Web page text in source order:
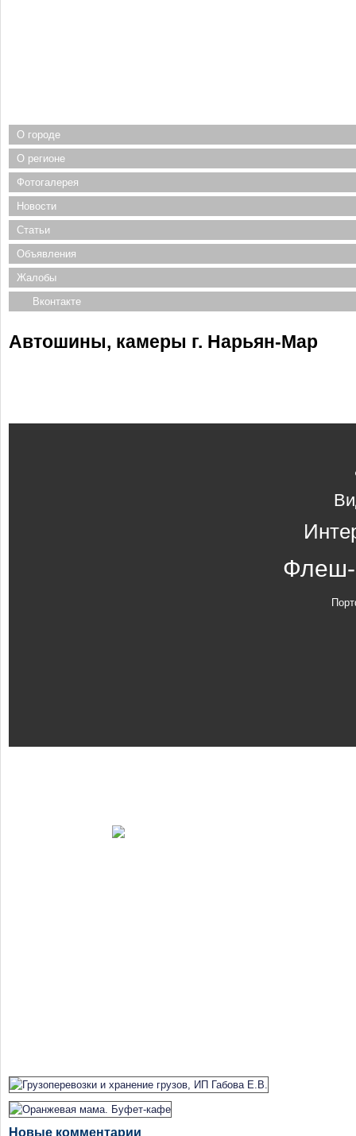
О городе
О регионе
Фотогалерея
Новости
Статьи
Объявления
Жалобы
Вконтакте
Автошины, камеры г. Нарьян-Мар
Флеш-
Новые комментарии